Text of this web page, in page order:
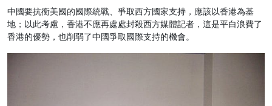
中國要抗衡美國的國際統戰、爭取西方國家支持，應該以香港為基
地；以此考慮，香港不應再處處封殺西方媒體記者，這是平白浪費了
香港的優勢，也削弱了中國爭取國際支持的機會。